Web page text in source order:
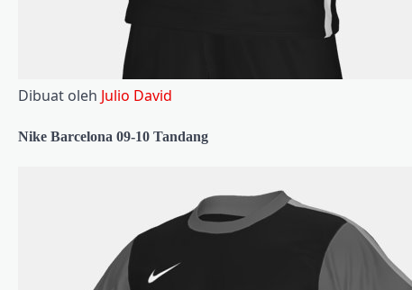
Dibuat oleh Julio David
Nike Barcelona 09-10 Tandang